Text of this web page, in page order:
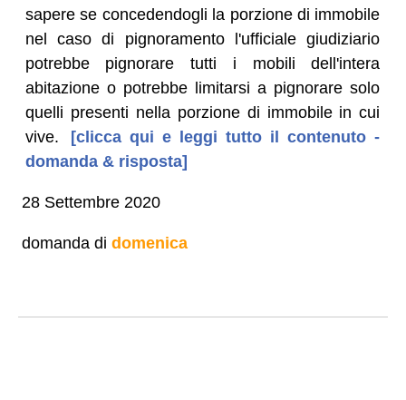
sapere se concedendogli la porzione di immobile
nel caso di pignoramento l'ufficiale giudiziario
potrebbe pignorare tutti i mobili dell'intera
abitazione o potrebbe limitarsi a pignorare solo
quelli presenti nella porzione di immobile in cui
vive.
[clicca qui e leggi tutto il contenuto -
domanda & risposta]
28 Settembre 2020
domanda di domenica